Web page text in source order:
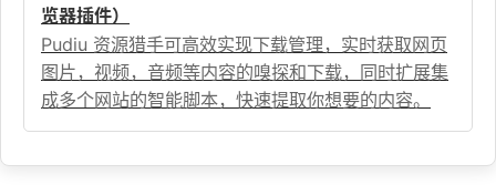
览器插件）
Pudiu 资源猎手可高效实现下载管理，实时获取网页
图片，视频，音频等内容的嗅探和下载，同时扩展集
成多个网站的智能脚本，快速提取你想要的内容。